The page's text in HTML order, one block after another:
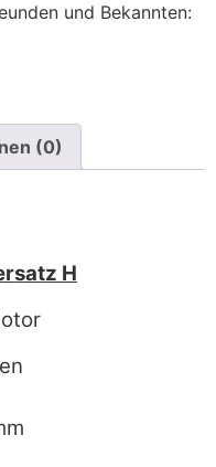
und Bekannten:
(0)
H